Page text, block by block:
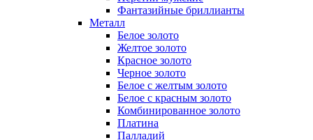
Фантазийные бриллианты
Металл
Белое золото
Желтое золото
Красное золото
Черное золото
Белое с желтым золото
Белое с красным золото
Комбинированное золото
Платина
Палладий